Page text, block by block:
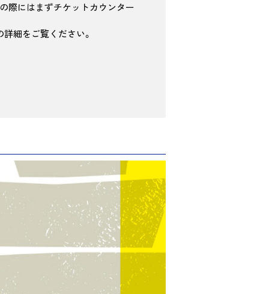
際にはまずチケットカウンター
細をご覧ください。